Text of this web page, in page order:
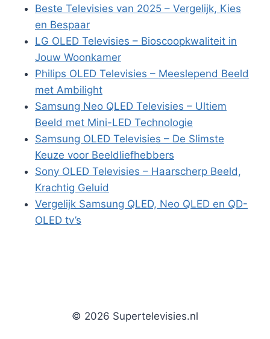
Beste Televisies van 2025 – Vergelijk, Kies
en Bespaar
LG OLED Televisies – Bioscoopkwaliteit in
Jouw Woonkamer
Philips OLED Televisies – Meeslepend Beeld
met Ambilight
Samsung Neo QLED Televisies – Ultiem
Beeld met Mini-LED Technologie
Samsung OLED Televisies – De Slimste
Keuze voor Beeldliefhebbers
Sony OLED Televisies – Haarscherp Beeld,
Krachtig Geluid
Vergelijk Samsung QLED, Neo QLED en QD-
OLED tv’s
© 2026 Supertelevisies.nl